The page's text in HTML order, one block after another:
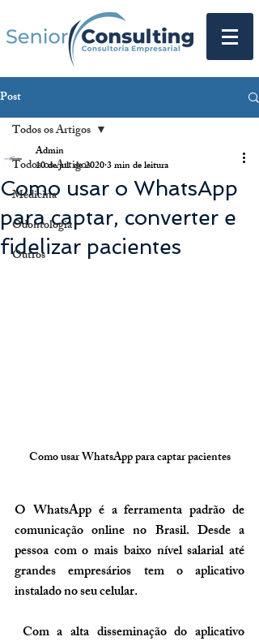
Post
Todos os Artigos
Medicina
Odontologia
Outros
Todos os Artigos
Como usar o WhatsApp
para captar, converter e
fidelizar pacientes
Admin
10 de jul. de 20203 min de leitura
Como usar WhatsApp para captar pacientes
O WhatsApp é a ferramenta padrão de
comunicação online no Brasil. Desde a
pessoa com o mais baixo nível salarial até
grandes empresários tem o aplicativo
instalado no seu celular.